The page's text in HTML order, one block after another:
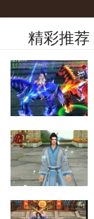
精彩推荐